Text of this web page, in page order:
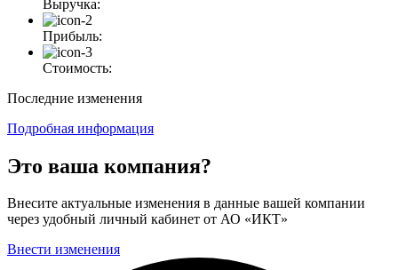
Выручка:
Прибыль:
Стоимость:
Последние изменения
Подробная информация
Это ваша компания?
Внесите актуальные изменения в данные вашей компании
через удобный личный кабинет от АО «ИКТ»
Внести изменения